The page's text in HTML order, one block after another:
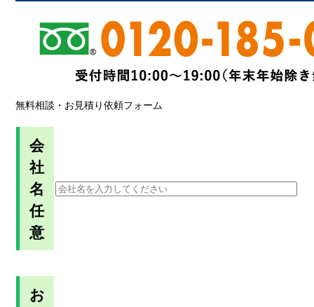
無料相談・お見積り依頼フォーム
会
社
名
任
意
お